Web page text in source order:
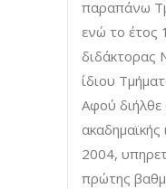
παραπάνω
ενώ το έτος
διδάκτορας
ίδιου
Αφού διήλθε
2004,
πρώτης